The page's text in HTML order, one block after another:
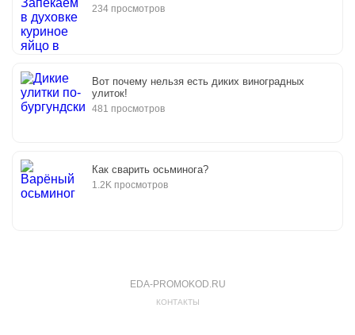
234 просмотров
Вот почему нельзя есть диких виноградных
улиток!
481 просмотров
Как сварить осьминога?
1.2K просмотров
EDA-PROMOKOD.RU
КОНТАКТЫ